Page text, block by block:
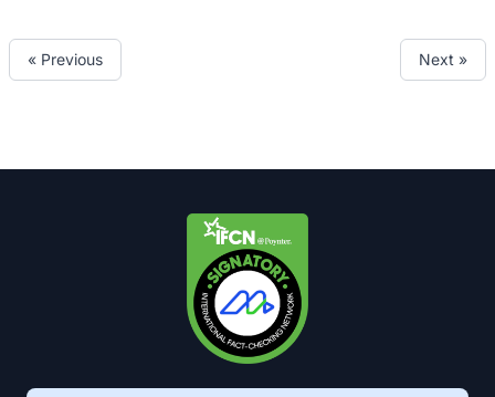
« Previous Next »